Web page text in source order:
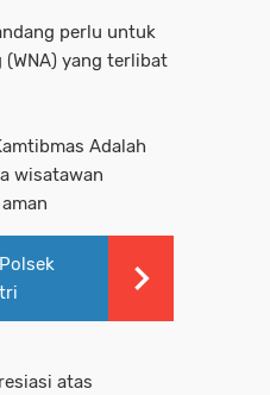
perlu untuk
yang terlibat
Adalah
wisatawan
atas